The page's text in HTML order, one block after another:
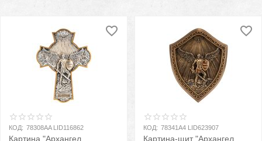
КОД: 78308AA LID116862
Картина "Архангел
КОД: 78341A4 LID623907
Картина-щит "Архангел